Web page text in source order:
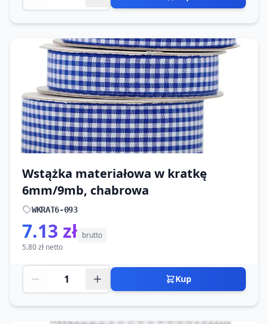
Wstążka materiałowa w kratkę
6mm/9mb, chabrowa
WKRAT6-093
7.13 zł brutto
5.80 zł netto
Kup